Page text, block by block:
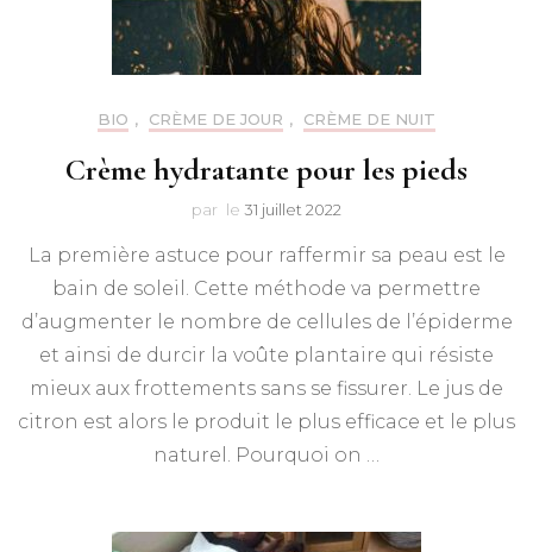
BIO , CRÈME DE JOUR , CRÈME DE NUIT
Crème hydratante pour les pieds
par le 31 juillet 2022
La première astuce pour raffermir sa peau est le
bain de soleil. Cette méthode va permettre
d’augmenter le nombre de cellules de l’épiderme
et ainsi de durcir la voûte plantaire qui résiste
mieux aux frottements sans se fissurer. Le jus de
citron est alors le produit le plus efficace et le plus
naturel. Pourquoi on …